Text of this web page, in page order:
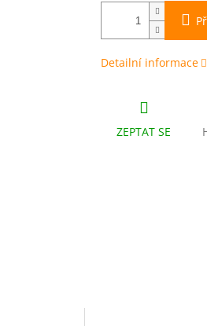
Detailní informace
ZEPTAT SE